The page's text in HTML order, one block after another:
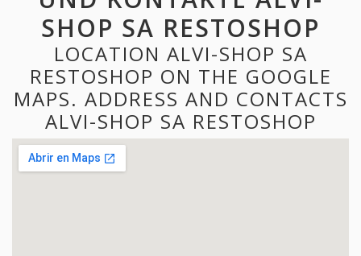
SHOP SA RESTOSHOP
LOCATION ALVI-SHOP SA
RESTOSHOP ON THE GOOGLE
MAPS. ADDRESS AND CONTACTS
ALVI-SHOP SA RESTOSHOP